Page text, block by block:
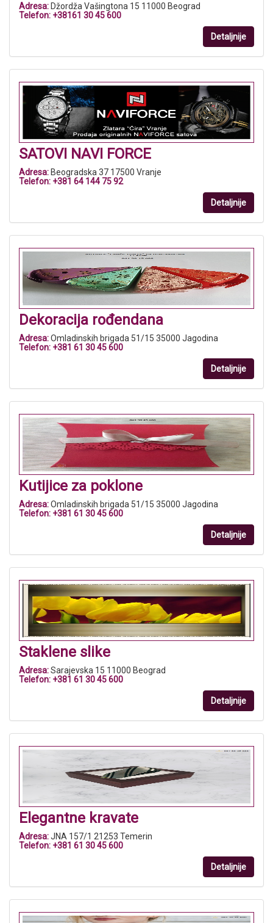
Adresa: Džordža Vašingtona 15 11000 Beograd
Telefon: +38161 30 45 600
Detaljnije
SATOVI NAVI FORCE
Adresa: Beogradska 37 17500 Vranje
Telefon: +381 64 144 75 92
Detaljnije
Dekoracija rođendana
Adresa:Omladinskih brigada 51/15 35000 Jagodina
Telefon: +381 61 30 45 600
Detaljnije
Kutijice za poklone
Adresa:Omladinskih brigada 51/15 35000 Jagodina
Telefon: +381 61 30 45 600
Detaljnije
Staklene slike
Adresa:Sarajevska 15 11000 Beograd
Telefon: +381 61 30 45 600
Detaljnije
Elegantne kravate
Adresa:JNA 157/1 21253 Temerin
Telefon: +381 61 30 45 600
Detaljnije